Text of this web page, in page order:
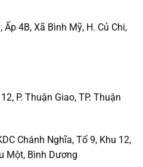
4B, Xã Bình Mỹ, H. Củ Chi,
P. Thuận Giao, TP. Thuận
Chánh Nghĩa, Tổ 9, Khu 12,
Một, Bình Dương